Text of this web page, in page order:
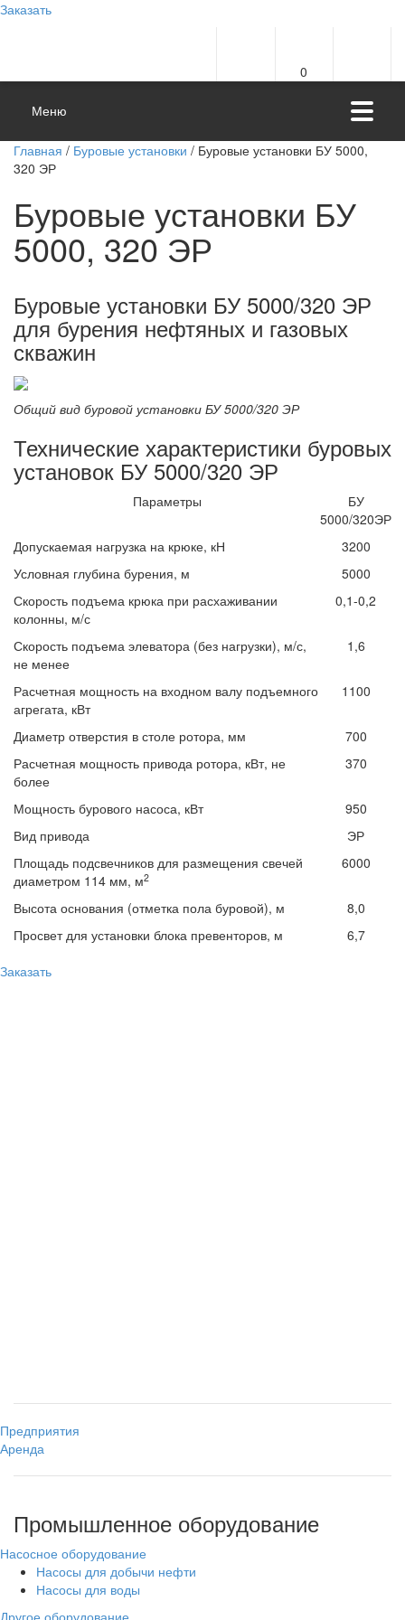
Заказать
0
Меню
Главная / Буровые установки / Буровые установки БУ 5000,
320 ЭР
Буровые установки БУ
5000, 320 ЭР
Буровые установки БУ 5000/320 ЭР
для бурения нефтяных и газовых
скважин
Общий вид буровой установки БУ 5000/320 ЭР
Технические характеристики буровых
установок БУ 5000/320 ЭР
Параметры
БУ
5000/320ЭР
Допускаемая нагрузка на крюке, кН
3200
Условная глубина бурения, м
5000
Скорость подъема крюка при расхаживании
колонны, м/с
0,1-0,2
Скорость подъема элеватора (без нагрузки), м/с,
не менее
1,6
Расчетная мощность на входном валу подъемного
агрегата, кВт
1100
Диаметр отверстия в столе ротора, мм
700
Расчетная мощность привода ротора, кВт, не
более
370
Мощность бурового насоса, кВт
950
Вид привода
ЭР
Площадь подсвечников для размещения свечей
диаметром 114 мм, м2
6000
Высота основания (отметка пола буровой), м
8,0
Просвет для установки блока превенторов, м
6,7
Заказать
Предприятия
Аренда
Промышленное оборудование
Насосное оборудование
Насосы для добычи нефти
Насосы для воды